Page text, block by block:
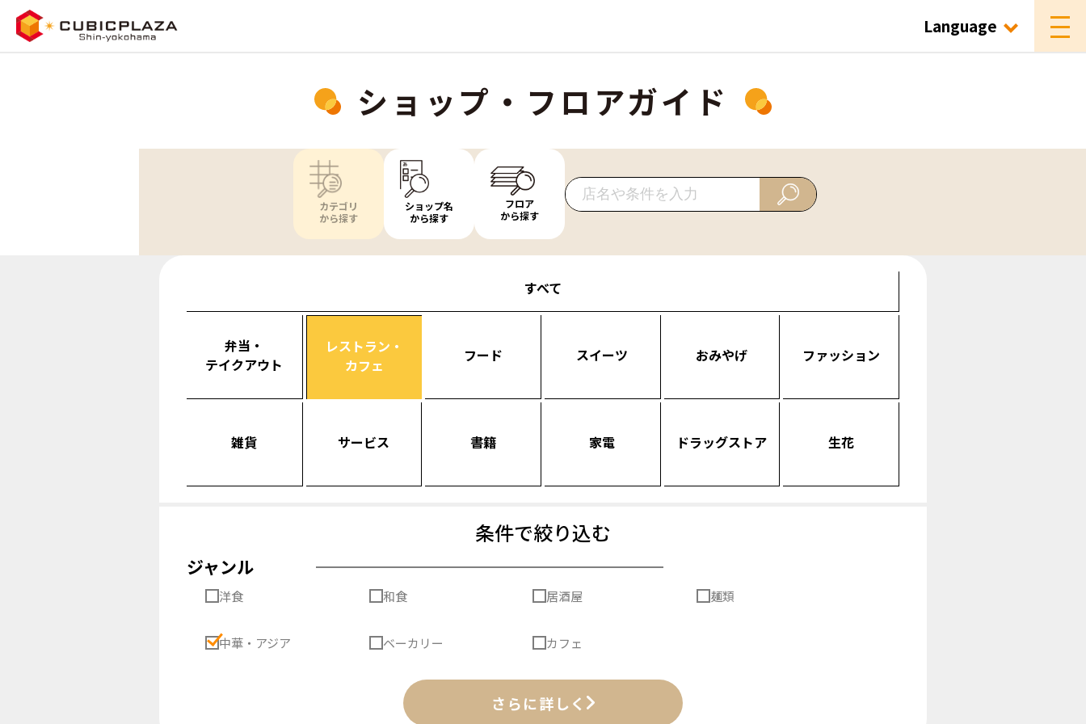
Language
ショップ・フロアガイド
カテゴリ
から探す
ショップ名
から探す
フロア
から探す
すべて
弁当・
テイクアウト
レストラン・
カフェ
フード スイーツ おみやげ ファッション
雑貨 サービス 書籍 家電 ドラッグストア 生花
条件で絞り込む
ジャンル
洋食 和食 居酒屋 麺類
中華・アジア ベーカリー カフェ
さらに詳しく